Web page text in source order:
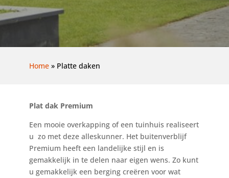
Home» Platte daken
Plat dak Premium
Een mooie overkapping of een tuinhuis realiseert
u zo met deze alleskunner. Het buitenverblijf
Premium heeft een landelijke stijl en is
gemakkelijk in te delen naar eigen wens. Zo kunt
u gemakkelijk een berging creëren voor wat